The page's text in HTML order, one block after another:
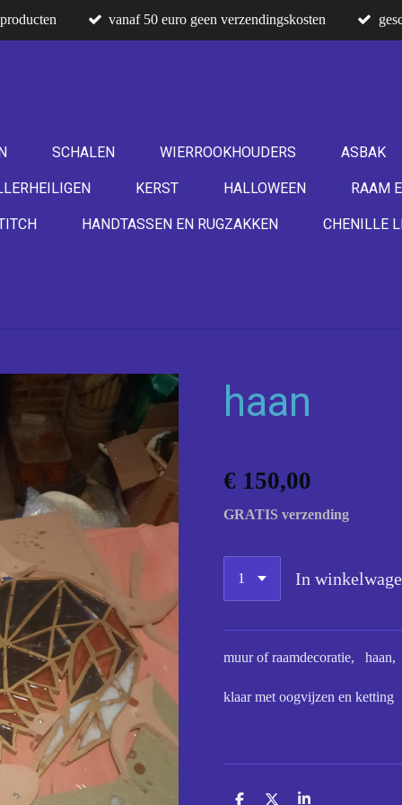
vanaf 50 euro geen verzendingskosten
SCHALEN WIERROOKHOUDERS ASBAK
KERST HALLOWEEN RAAM
HANDTASSEN EN RUGZAKKEN CHENILLE
haan
€ 150,00
GRATIS verzending
In
muur of raamdecoratie, haan,
klaar met oogvijzen en ketting